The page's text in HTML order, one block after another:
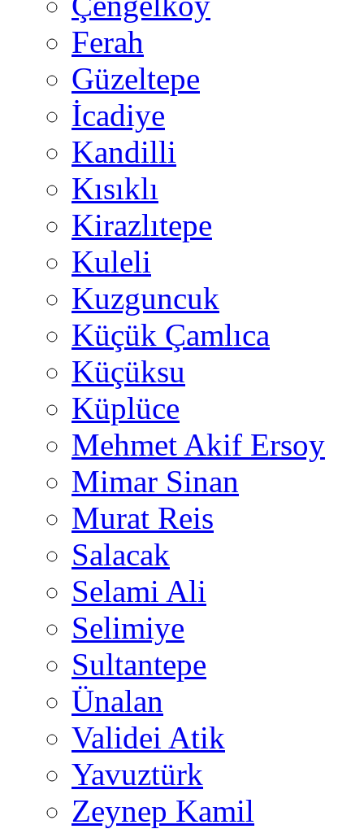
Ferah
Güzeltepe
İcadiye
Kandilli
Kısıklı
Kirazlıtepe
Kuleli
Kuzguncuk
Küçük Çamlıca
Küçüksu
Küplüce
Mehmet Akif Ersoy
Mimar Sinan
Murat Reis
Salacak
Selami Ali
Selimiye
Sultantepe
Ünalan
Validei Atik
Yavuztürk
Zeynep Kamil